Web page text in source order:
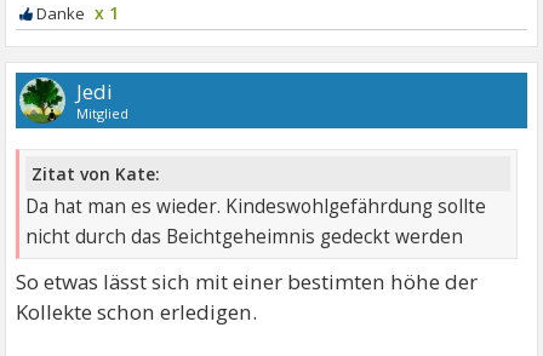
x 1
Jedi
Mitglied
Zitat von Kate:
Da hat man es wieder. Kindeswohlgefährdung sollte
nicht durch das Beichtgeheimnis gedeckt werden
So etwas lässt sich mit einer bestimten höhe der
Kollekte schon erledigen.